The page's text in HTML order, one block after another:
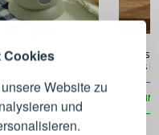
Cookies
Website zu
und
Create QB 0,5 l -
aus
IN
Ihrem